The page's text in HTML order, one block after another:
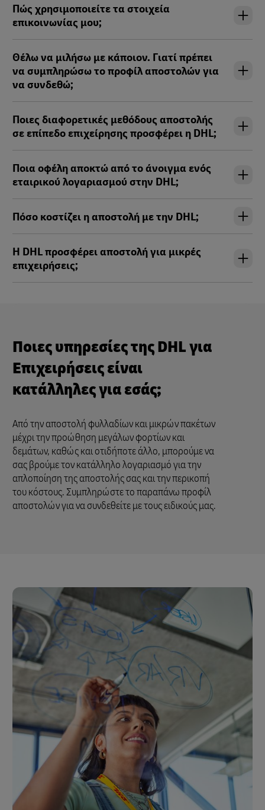
Πώς χρησιμοποιείτε τα στοιχεία
επικοινωνίας μου;
Θέλω να μιλήσω με κάποιον. Γιατί πρέπει
να συμπληρώσω το προφίλ αποστολών για
να συνδεθώ;
Ποιες διαφορετικές μεθόδους αποστολής
σε επίπεδο επιχείρησης προσφέρει η DHL;
Ποια οφέλη αποκτώ από το άνοιγμα ενός
εταιρικού λογαριασμού στην DHL;
Πόσο κοστίζει η αποστολή με την DHL;
Η DHL προσφέρει αποστολή για μικρές
επιχειρήσεις;
Ποιες υπηρεσίες της DHL για
Επιχειρήσεις είναι
κατάλληλες για εσάς;
Από την αποστολή φυλλαδίων και μικρών πακέτων
μέχρι την προώθηση μεγάλων φορτίων και
δεμάτων, καθώς και οτιδήποτε άλλο, μπορούμε να
σας βρούμε τον κατάλληλο λογαριασμό για την
απλοποίηση της αποστολής σας και την περικοπή
του κόστους. Συμπληρώστε το παραπάνω προφίλ
αποστολών για να συνδεθείτε με τους ειδικούς μας.